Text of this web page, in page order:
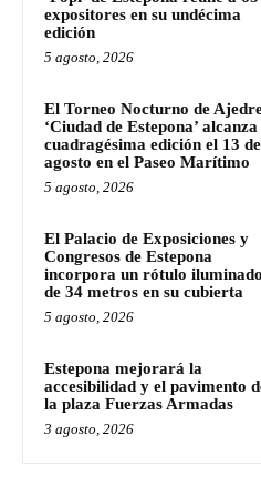
expositores en su undécima
edición
5 agosto, 2026
El Torneo Nocturno de
‘Ciudad de Estepona’ alcanza
cuadragésima edición el 13 de
agosto en el Paseo Marítimo
5 agosto, 2026
El Palacio de Exposiciones y
Congresos de Estepona
incorpora un rótulo iluminado
de 34 metros en su cubierta
5 agosto, 2026
Estepona mejorará la
accesibilidad y el pavimento
la plaza Fuerzas Armadas
3 agosto, 2026